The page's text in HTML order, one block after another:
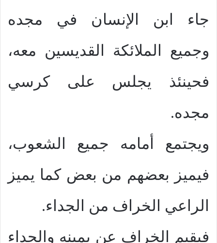
جاء ابن الإنسان في مجده
وجميع الملائكة القديسين معه،
فحينئذ يجلس على كرسي
مجده.
ويجتمع أمامه جميع الشعوب،
فيميز بعضهم من بعض كما يميز
الراعي الخراف من الجداء.
فيقيم الخراف عن يمينه والجداء